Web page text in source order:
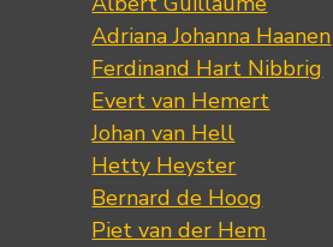
Adriana Johanna Haanen
Ferdinand Hart Nibbrig
Evert van Hemert
Johan van Hell
Hetty Heyster
Bernard de Hoog
Piet van der Hem